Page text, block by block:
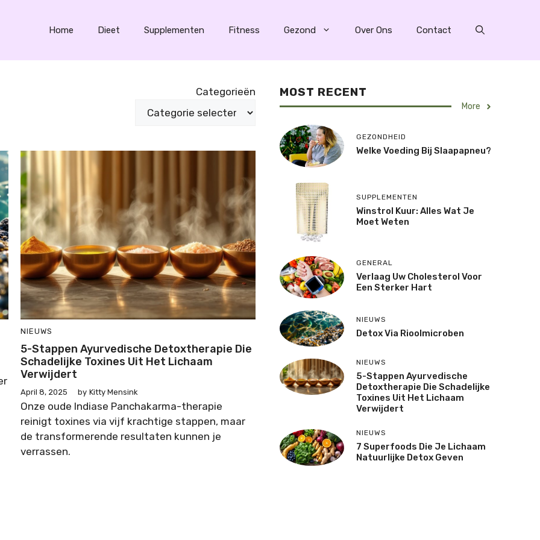
Home Dieet Supplementen Fitness Gezond Over Ons Contact
Categorieën
NIEUWS
5-Stappen Ayurvedische Detoxtherapie Die
Schadelijke Toxines Uit Het Lichaam
Verwijdert
April 8, 2025 by Kitty Mensink
Onze oude Indiase Panchakarma-therapie
reinigt toxines via vijf krachtige stappen, maar
de transformerende resultaten kunnen je
verrassen.
MOST RECENT
More
GEZONDHEID
Welke Voeding Bij Slaapapneu?
SUPPLEMENTEN
Winstrol Kuur: Alles Wat Je
Moet Weten
GENERAL
Verlaag Uw Cholesterol Voor
Een Sterker Hart
NIEUWS
Detox Via Rioolmicroben
NIEUWS
5-Stappen Ayurvedische
Detoxtherapie Die Schadelijke
Toxines Uit Het Lichaam
Verwijdert
NIEUWS
7 Superfoods Die Je Lichaam
Natuurlijke Detox Geven